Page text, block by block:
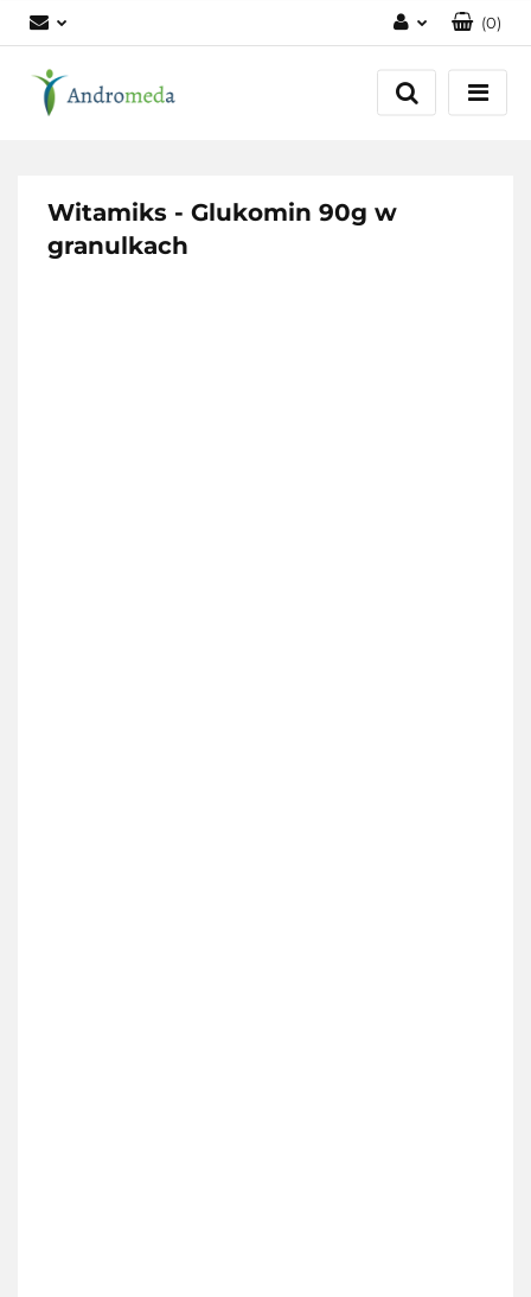
Zaloguj się
Zarejestruj się
(0)
Witamiks - Glukomin 90g w
granulkach